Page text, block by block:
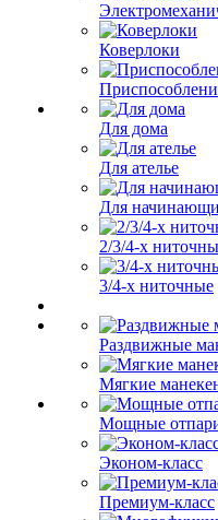
Коверлоки
Для дома
Для ателье
Для
2/3/4-х
3/4-х ниточные
Раздвижные
Мягкие
Мощные
Эконом-класс
Премиум-класс